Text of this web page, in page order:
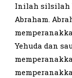
Inilah silsilah
Abraham.
Yehuda dan